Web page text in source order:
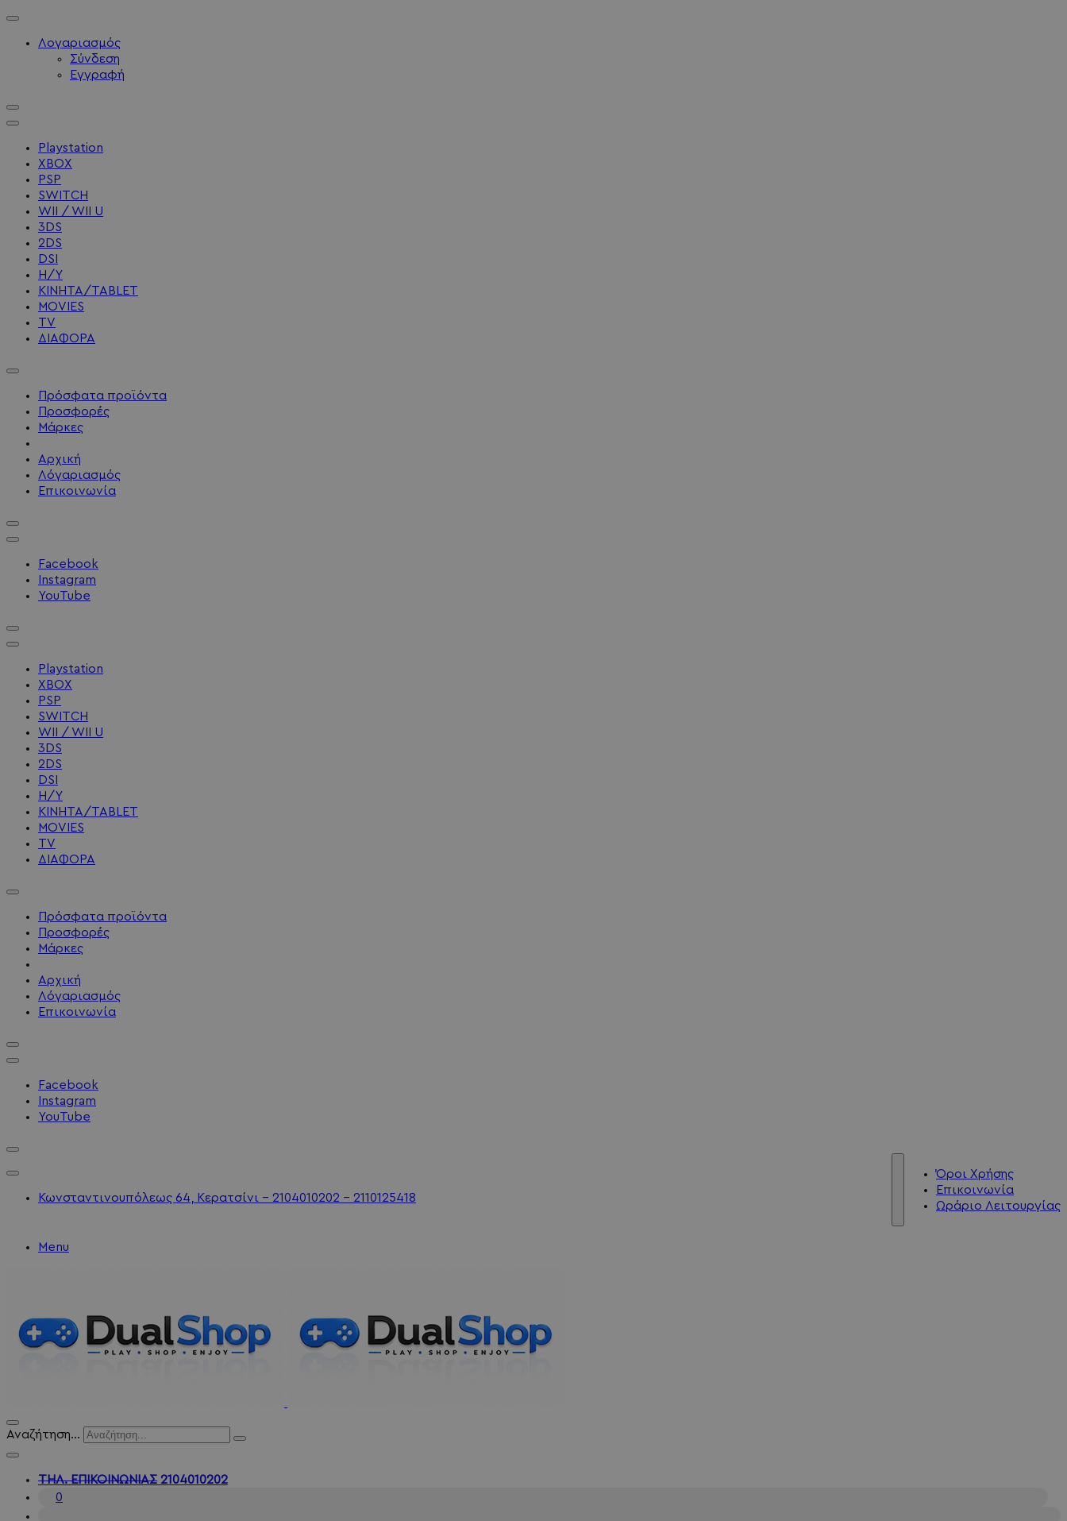
Λογαριασμός
Σύνδεση
Εγγραφή
Playstation
XBOX
PSP
SWITCH
WII / WII U
3DS
2DS
DSI
Η/Υ
ΚΙΝΗΤΑ/TABLET
MOVIES
TV
ΔΙΑΦΟΡΑ
Πρόσφατα προϊόντα
Προσφορές
Μάρκες
Αρχική
Λόγαριασμός
Επικοινωνία
Facebook
Instagram
YouTube
Playstation
XBOX
PSP
SWITCH
WII / WII U
3DS
2DS
DSI
Η/Υ
ΚΙΝΗΤΑ/TABLET
MOVIES
TV
ΔΙΑΦΟΡΑ
Πρόσφατα προϊόντα
Προσφορές
Μάρκες
Αρχική
Λόγαριασμός
Επικοινωνία
Facebook
Instagram
YouTube
Κωνσταντινουπόλεως 64, Κερατσίνι - 2104010202 - 2110125418
Όροι Χρήσης
Επικοινωνία
Ωράριο Λειτουργίας
Menu
Αναζήτηση...
ΤΗΛ. ΕΠΙΚΟΙΝΩΝΙΑΣ 2104010202
0